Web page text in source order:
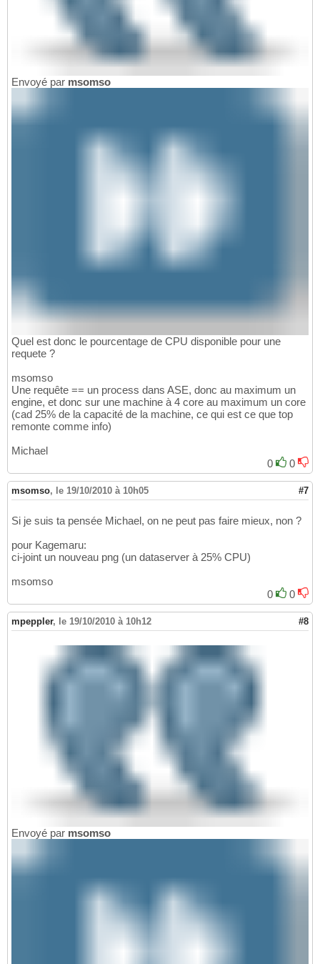
Envoyé par msomso
Quel est donc le pourcentage de CPU disponible pour une
requete ?
msomso
Une requête == un process dans ASE, donc au maximum un
engine, et donc sur une machine à 4 core au maximum un core
(cad 25% de la capacité de la machine, ce qui est ce que top
remonte comme info)
Michael
0
0
msomso, le 19/10/2010 à 10h05 #7
Si je suis ta pensée Michael, on ne peut pas faire mieux, non ?
pour Kagemaru:
ci-joint un nouveau png (un dataserver à 25% CPU)
msomso
0
0
mpeppler, le 19/10/2010 à 10h12 #8
Envoyé par msomso